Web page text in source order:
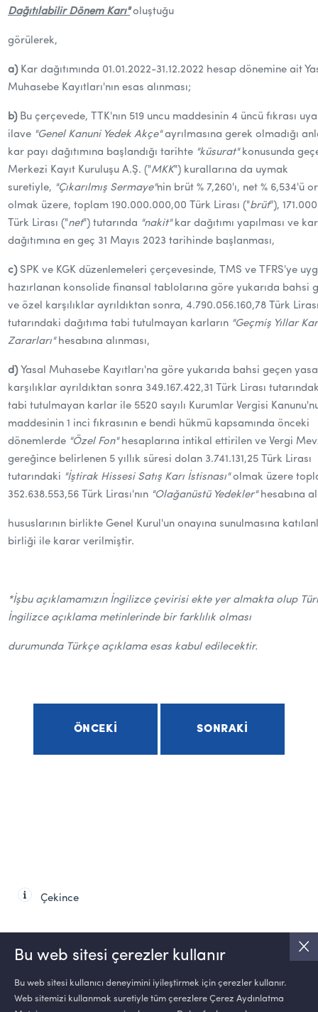
Dağıtılabilir Dönem Karı" oluştuğu
görülerek,
a) Kar dağıtımında 01.01.2022-31.12.2022 hesap dönemine ait
Muhasebe Kayıtları'nın esas alınması;
b) Bu çerçevede, TTK'nın 519 uncu maddesinin 4 üncü fıkrası
ilave "Genel Kanuni Yedek Akçe" ayrılmasına gerek olmadığı
kar payı dağıtımına başlandığı tarihte "küsurat" konusunda
Merkezi Kayıt Kuruluşu A.Ş. ("MKK") kurallarına da uymak
suretiyle, "Çıkarılmış Sermaye"nin brüt % 7,260'ı, net % 6,534'ü
olmak üzere, toplam 190.000.000,00 Türk Lirası ("brüt"),
Türk Lirası ("net") tutarında "nakit" kar dağıtımı yapılması ve
dağıtımına en geç 31 Mayıs 2023 tarihinde başlanması,
c) SPK ve KGK düzenlemeleri çerçevesinde, TMS ve TFRS'ye
hazırlanan konsolide finansal tablolarına göre yukarıda bahsi
ve özel karşılıklar ayrıldıktan sonra, 4.790.056.160,78 Türk
tutarındaki dağıtıma tabi tutulmayan karların "Geçmiş Yıllar
Zararları" hesabına alınması,
d) Yasal Muhasebe Kayıtları'na göre yukarıda bahsi geçen
karşılıklar ayrıldıktan sonra 349.167.422,31 Türk Lirası
tabi tutulmayan karlar ile 5520 sayılı Kurumlar Vergisi
maddesinin 1 inci fıkrasının e bendi hükmü kapsamında önceki
dönemlerde "Özel Fon" hesaplarına intikal ettirilen ve Vergi
gereğince belirlenen 5 yıllık süresi dolan 3.741.131,25 Türk Lirası
tutarındaki "İştirak Hissesi Satış Karı İstisnası" olmak üzere
352.638.553,56 Türk Lirası'nın "Olağanüstü Yedekler" hesabına
hususlarının birlikte Genel Kurul'un onayına sunulmasına
birliği ile karar verilmiştir.
*İşbu açıklamamızın İngilizce çevirisi ekte yer almakta olup
İngilizce açıklama metinlerinde bir farklılık olması
durumunda Türkçe açıklama esas kabul edilecektir.
ÖNCEKI SONRAKI
Çekince
Bu web sitesi çerezler kullanır
Bu web sitesi kullanıcı deneyimini iyileştirmek için çerezler kullanır.
Web sitemizi kullanmak suretiyle tüm çerezlere Çerez Aydınlatma